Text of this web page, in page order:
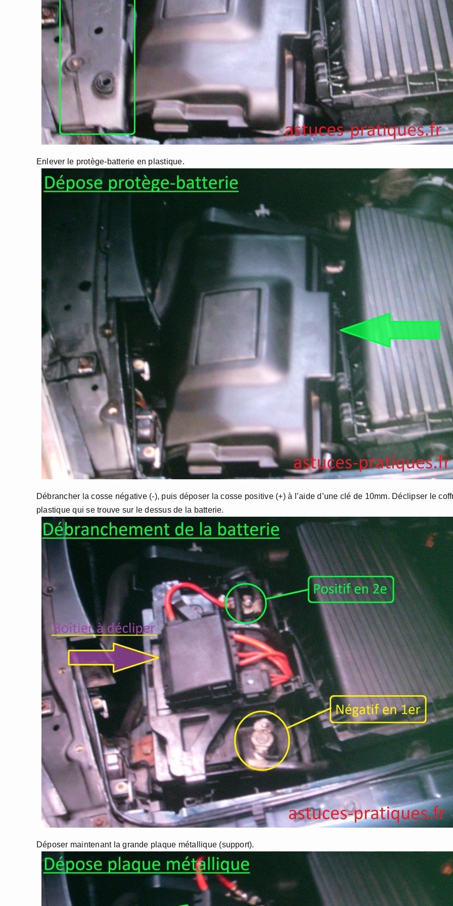
Enlever le protège-batterie en plastique.
Débrancher la cosse négative (-), puis déposer la cosse positive (+) à l’aide d’une clé de 10mm. Déclipser le
plastique qui se trouve sur le dessus de la batterie.
Déposer maintenant la grande plaque métallique (support).